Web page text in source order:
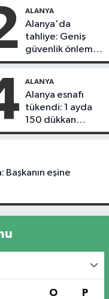
ALANYA
Alanya'da
tahliye: Geniş
güvenlik önlemi
alındı
ALANYA
Alanya esnafı
tükendi: 1 ayda
150 dükkan
kapandı
eşine
O P